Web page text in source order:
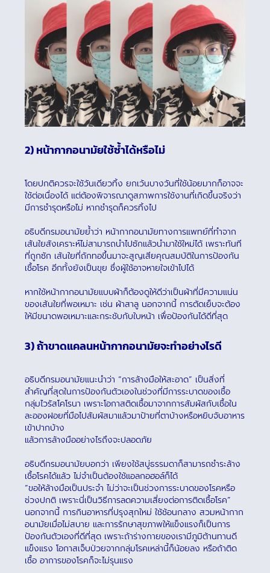
2) หน้ากากอนามัยใช้ซ้ำได้หรือไม่
โดยปกติควรจะใช้วันเดียวทิ้ง ยกเว้นบางวันที่ใช้น้อยมากก็อาจจะ
ใช้ต่อเนื่องได้ แต่ต้องพิจารณาดูสภาพการใช้งานที่เกิดขึ้นจริงว่า
มีการชำรุดหรือไม่ หากชำรุดก็ควรทิ้งไป
อธิบดีกรมอนามัยย้ำว่า หน้ากากอนามัยทางการแพทย์ที่ทำจาก
เส้นใยสังเคราะห์ไม่สามารถนำไปซักแล้วนำมาใช้ใหม่ได้ เพราะทันที
ที่ถูกซัก เส้นใยที่ถักทอขึ้นมาจะสูญเสียคุณสมบัติในการป้องกัน
เชื้อโรค อีกทั้งยังเป็นขุย ซึ่งผู้ใช้อาจหายใจเข้าไปได้
หากใช้หน้ากากอนามัยแบบผ้าก็ต้องดูให้ดีว่าเป็นผ้าที่มีความแน่น
ของเส้นใยที่พอเหมาะ เช่น ผ้าสาลู นอกจากนี้ การตัดเย็บจะต้อง
ให้มีขนาดพอเหมาะและกระชับกับใบหน้า เพื่อป้องกันได้ดีที่สุด
3) ถ้าขาดแคลนหน้ากากอนามัยจะทำอย่างไรดี
อธิบดีกรมอนามัยแนะนำว่า “การล้างมือให้สะอาด” เป็นสิ่งที่
สำคัญที่สุดในการป้องกันตัวเองในช่วงที่มีการระบาดของเชื้อ
กลุ่มไวรัสโคโรนา เพราะโอกาสติดเชื้อมาจากการสัมผัสกับเชื้อใน
ละอองฝอยที่มือไปสัมผัสมาแล้วมาป้ายที่ตาบ้างหรือหยิบจับอาหาร
เข้าปากบ้าง
แล้วการล้างมืออย่างไรถึงจะปลอดภัย
อธิบดีกรมอนามัยบอกว่า เพียงใช้สบู่ธรรมดาก็สามารถชำระล้าง
เชื้อโรคได้แล้ว ไม่จำเป็นต้องใช้แอลกอฮอล์ก็ได้
“ขอให้ล้างมือเป็นประจำ ไม่ว่าจะเป็นช่วงการระบาดของโรคหรือ
ช่วงปกติ เพราะนี่เป็นวิธีการลดความเสี่ยงต่อการติดเชื้อโรค”
นอกจากนี้ การกินอาหารที่ปรุงสุกใหม่ ใช้ช้อนกลาง สวมหน้ากาก
อนามัยเมื่อไม่สบาย และการรักษาสุขภาพให้แข็งแรงก็เป็นการ
ป้องกันตัวเองที่ดีที่สุด เพราะถ้าร่างกายของเรามีภูมิต้านทานดี
แข็งแรง โอกาสเจ็บป่วยจากกลุ่มโรคเหล่านี้ก็น้อยลง หรือถ้าติด
เชื้อ อาการของโรคก็จะไม่รุนแรง